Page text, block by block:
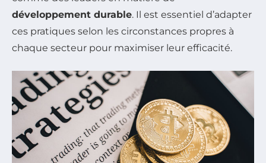
développement durable. Il est essentiel d’adapter
ces pratiques selon les circonstances propres à
chaque secteur pour maximiser leur efficacité.